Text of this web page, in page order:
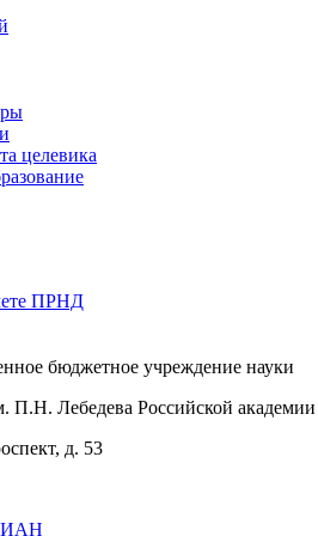
целевика
ПРНД
бюджетное учреждение науки
П.Н. Лебедева Российской академии
д. 53